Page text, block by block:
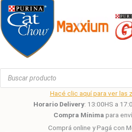
Búsqueda
productos
Hacé clic aquí para ver las
Horario Delivery: 13:00HS a
Compra Mínima para
Comprá online y Pagá con